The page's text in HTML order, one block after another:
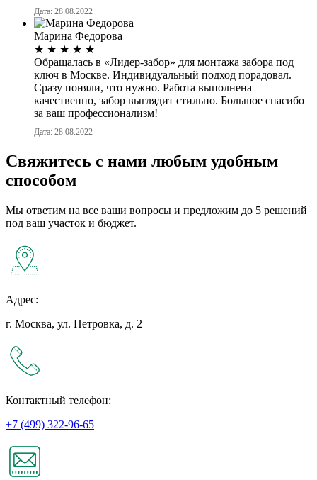
Дата: 28.08.2022
Марина Федорова
★ ★ ★ ★ ★
Обращалась в «Лидер-забор» для монтажа забора под
ключ в Москве. Индивидуальный подход порадовал.
Сразу поняли, что нужно. Работа выполнена
качественно, забор выглядит стильно. Большое спасибо
за ваш профессионализм!
Дата: 28.08.2022
Свяжитесь с нами любым удобным
способом
Мы ответим на все ваши вопросы и предложим до 5 решений
под ваш участок и бюджет.
Адрес:
г. Москва, ул. Петровка, д. 2
Контактный телефон:
+7 (499) 322-96-65